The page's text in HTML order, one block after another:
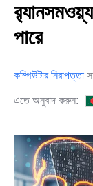
পারে
কম্পিউটার নিরাপত্তা
এতে অনুবাদ করুন: